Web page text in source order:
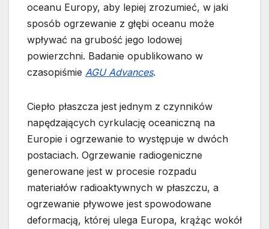
oceanu Europy, aby lepiej zrozumieć, w jaki
sposób ogrzewanie z głębi oceanu może
wpływać na grubość jego lodowej
powierzchni. Badanie opublikowano w
czasopiśmie AGU Advances.
Ciepło płaszcza jest jednym z czynników
napędzających cyrkulację oceaniczną na
Europie i ogrzewanie to występuje w dwóch
postaciach. Ogrzewanie radiogeniczne
generowane jest w procesie rozpadu
materiałów radioaktywnych w płaszczu, a
ogrzewanie pływowe jest spowodowane
deformacją, której ulega Europa, krążąc wokół